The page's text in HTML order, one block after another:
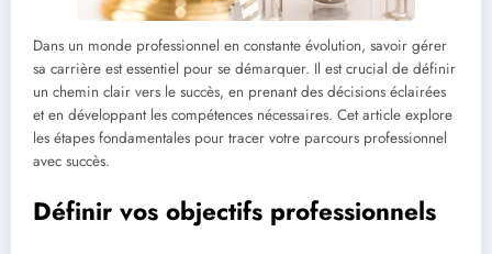
Dans un monde professionnel en constante évolution, savoir gérer
sa carrière est essentiel pour se démarquer. Il est crucial de définir
un chemin clair vers le succès, en prenant des décisions éclairées
et en développant les compétences nécessaires. Cet article explore
les étapes fondamentales pour tracer votre parcours professionnel
avec succès.
Définir vos objectifs professionnels